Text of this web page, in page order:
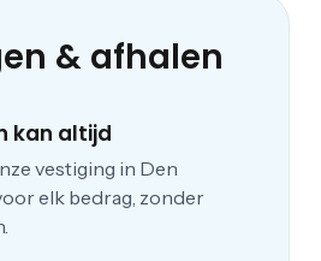
& afhalen
kan altijd
vestiging in Den
elk bedrag, zonder